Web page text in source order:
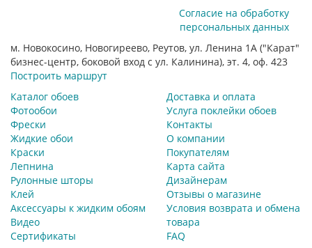
Согласие на обработку
персональных данных
м. Новокосино, Новогиреево, Реутов, ул. Ленина 1А ("Карат"
бизнес-центр, боковой вход с ул. Калинина), эт. 4, оф. 423
Построить маршрут
Каталог обоев
Фотообои
Фрески
Жидкие обои
Краски
Лепнина
Рулонные шторы
Клей
Аксессуары к жидким обоям
Видео
Сертификаты
Доставка и оплата
Услуга поклейки обоев
Контакты
О компании
Покупателям
Карта сайта
Дизайнерам
Отзывы о магазине
Условия возврата и обмена
товара
FAQ